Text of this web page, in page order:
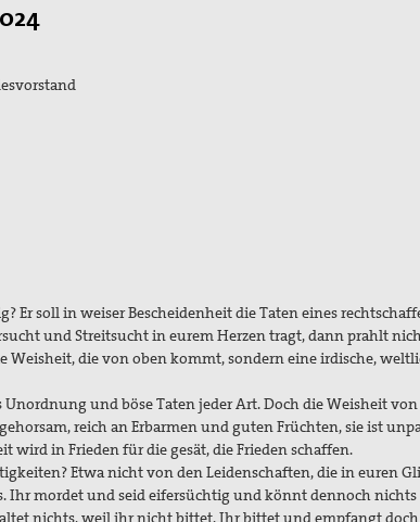
Er soll in weiser Bescheidenheit die Taten eines
und Streitsucht in eurem Herzen tragt, dann prahlt
die von oben kommt, sondern eine irdische,
und böse Taten jeder Art. Doch die Weisheit
reich an Erbarmen und guten Früchten, sie ist
wird in Frieden für die gesät, die Frieden schaffen.
Etwa nicht von den Leidenschaften, die in euren
Ihr mordet und seid eifersüchtig und könnt dennoch nichts
nichts, weil ihr nicht bittet. Ihr bittet und empfangt